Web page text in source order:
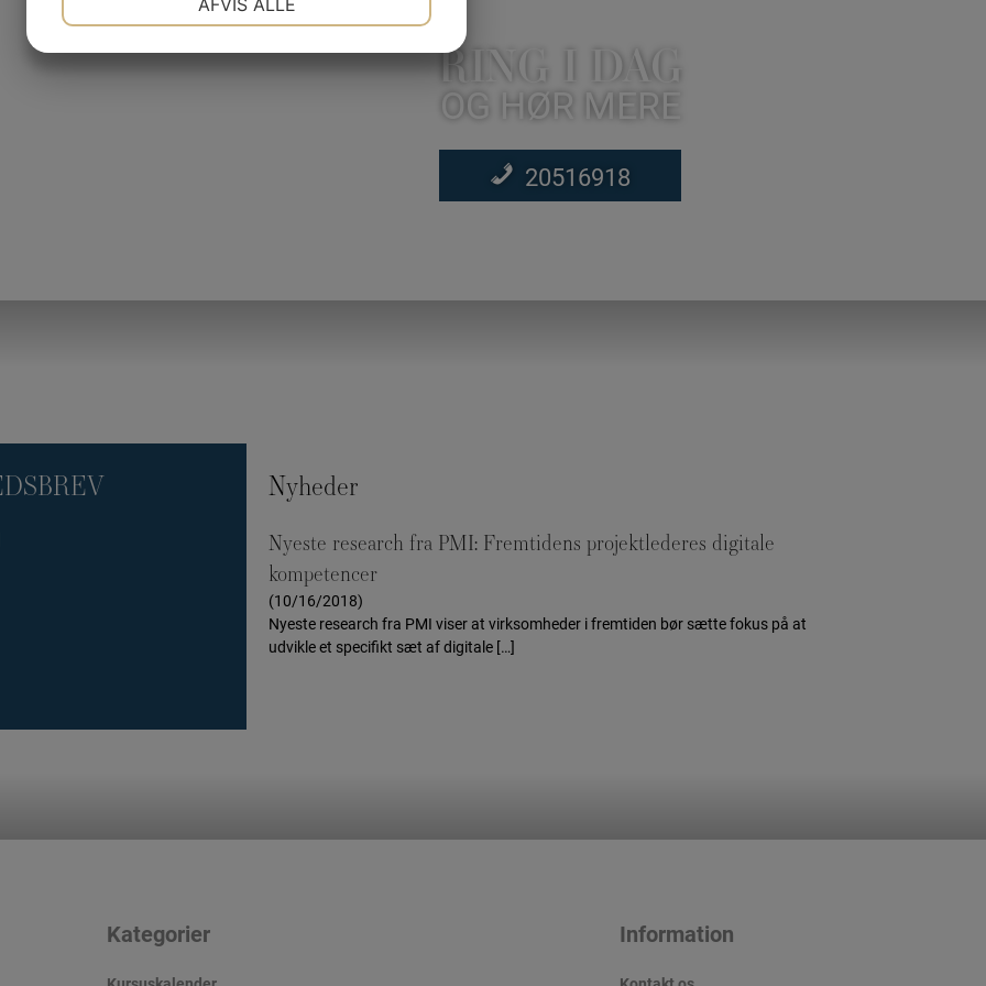
RING I DAG
OG HØR MERE
20516918
Nyheder
Nyeste research fra PMI: Fremtidens projektlederes digitale
kompetencer
(10/16/2018)
Nyeste research fra PMI viser at virksomheder i fremtiden bør sætte fokus på at
udvikle et specifikt sæt af digitale […]
Kategorier Information
AFVIS ALLE